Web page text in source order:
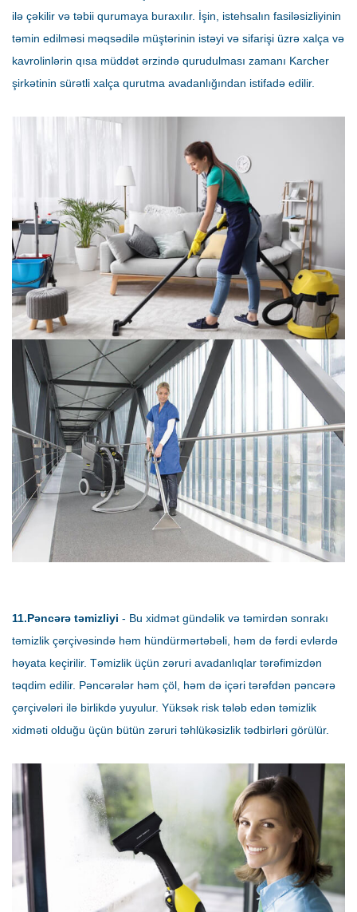
ilə çəkilir və təbii qurumaya buraxılır. İşin, istehsalın fasiləsizliyinin
təmin edilməsi məqsədilə müştərinin istəyi və sifarişi üzrə xalça və
kavrolinlərin qısa müddət ərzində qurudulması zamanı Karcher
şirkətinin sürətli xalça qurutma avadanlığından istifadə edilir.
11.Pəncərə təmizliyi - Bu xidmət gündəlik və təmirdən sonrakı
təmizlik çərçivəsində həm hündürmərtəbəli, həm də fərdi evlərdə
həyata keçirilir. Təmizlik üçün zəruri avadanlıqlar tərəfimizdən
təqdim edilir. Pəncərələr həm çöl, həm də içəri tərəfdən pəncərə
çərçivələri ilə birlikdə yuyulur. Yüksək risk tələb edən təmizlik
xidməti olduğu üçün bütün zəruri təhlükəsizlik tədbirləri görülür.